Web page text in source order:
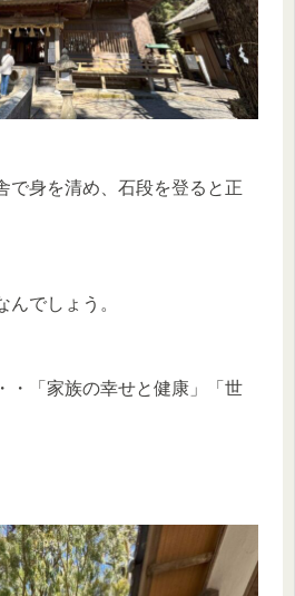
で身を清め、石段を登ると正
んでしょう。
・「家族の幸せと健康」「世